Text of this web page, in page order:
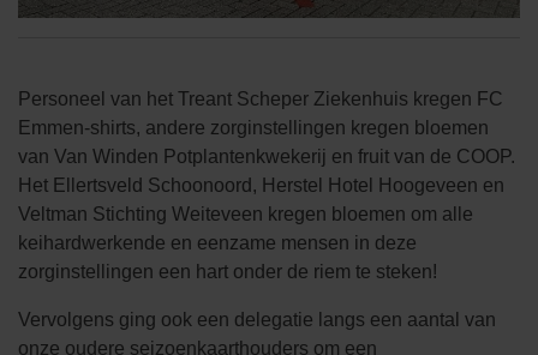
Personeel van het Treant Scheper Ziekenhuis kregen FC
Emmen-shirts, andere zorginstellingen kregen bloemen
van Van Winden Potplantenkwekerij en fruit van de COOP.
Het Ellertsveld Schoonoord, Herstel Hotel Hoogeveen en
Veltman Stichting Weiteveen kregen bloemen om alle
keihardwerkende en eenzame mensen in deze
zorginstellingen een hart onder de riem te steken!
Vervolgens ging ook een delegatie langs een aantal van
onze oudere seizoenkaarthouders om een